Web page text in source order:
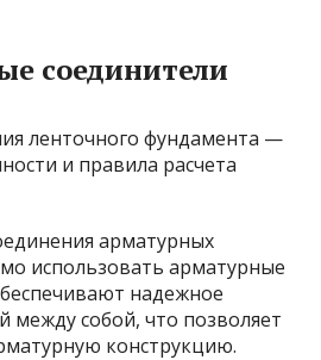
соединители
арматурных
использовать арматурные
надежное
между собой, что позволяет
конструкцию.